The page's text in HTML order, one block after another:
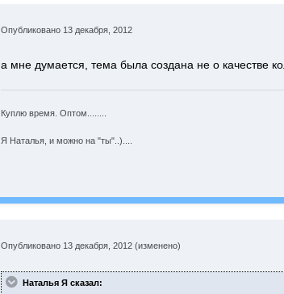
Опубликовано 13 декабря, 2012
а мне думается, тема была создана не о качестве
Куплю время. Оптом........
Я Наталья, и можно на "ты"..)....
Опубликовано 13 декабря, 2012 (изменено)
Наталья Я сказал: